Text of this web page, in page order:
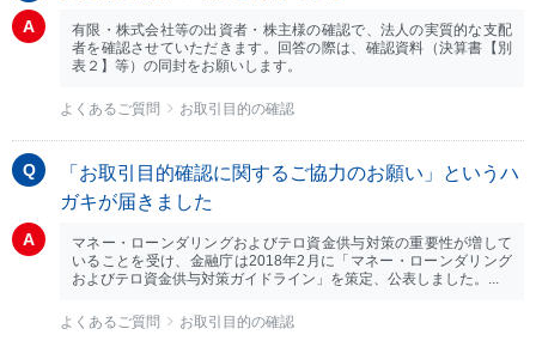
有限・株式会社等の出資者・株主様の確認で、法人の実質的な支配
者を確認させていただきます。回答の際は、確認資料（決算書【別
表２】等）の同封をお願いします。
よくあるご質問 お取引目的の確認
「お取引目的確認に関するご協力のお願い」というハ
ガキが届きました
マネー・ローンダリングおよびテロ資金供与対策の重要性が増して
いることを受け、金融庁は2018年2月に「マネー・ローンダリング
およびテロ資金供与対策ガイドライン」を策定、公表しました。...
よくあるご質問 お取引目的の確認